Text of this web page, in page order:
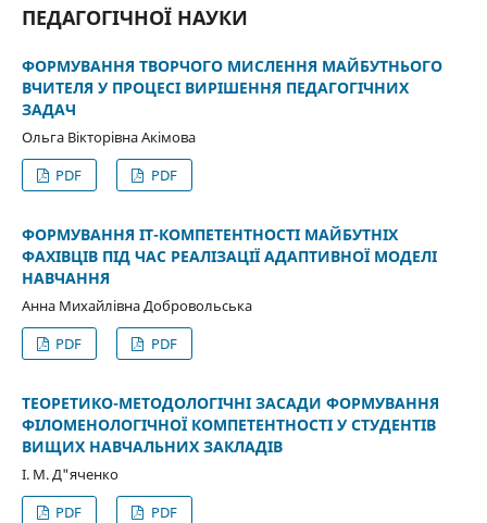
ПЕДАГОГІЧНОЇ НАУКИ
ФОРМУВАННЯ ТВОРЧОГО МИСЛЕННЯ МАЙБУТНЬОГО
ВЧИТЕЛЯ У ПРОЦЕСІ ВИРІШЕННЯ ПЕДАГОГІЧНИХ
ЗАДАЧ
Ольга Вікторівна Акімова
PDF
PDF
ФОРМУВАННЯ ІТ-КОМПЕТЕНТНОСТІ МАЙБУТНІХ
ФАХІВЦІВ ПІД ЧАС РЕАЛІЗАЦІЇ АДАПТИВНОЇ МОДЕЛІ
НАВЧАННЯ
Анна Михайлівна Добровольська
PDF
PDF
ТЕОРЕТИКО-МЕТОДОЛОГІЧНІ ЗАСАДИ ФОРМУВАННЯ
ФІЛОМЕНОЛОГІЧНОЇ КОМПЕТЕНТНОСТІ У СТУДЕНТІВ
ВИЩИХ НАВЧАЛЬНИХ ЗАКЛАДІВ
І. М. Д"яченко
PDF
PDF